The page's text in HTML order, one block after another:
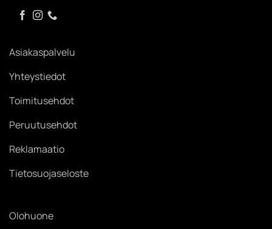
Asiakaspalvelu
Yhteystiedot
Toimitusehdot
Peruutusehdot
Reklamaatio
Tietosuojaseloste
Olohuone